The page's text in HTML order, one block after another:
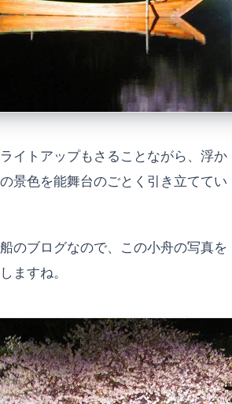
イトアップもさることながら、浮か
景色を能舞台のごとく引き立ててい
のブログなので、この小舟の写真を
ますね。